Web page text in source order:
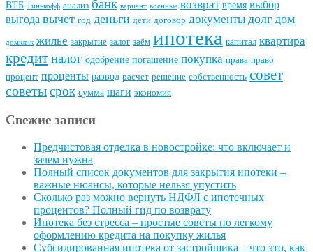
ВТБ Тинькофф анализ банк вариант военные возврат время выбор
выгода вычет год деньги дети договор документы долг дом
домклик жилье закрытие залог заём ипотека капитал квартира
кредитналог одобрение погашение покупка права право
процент проценты развод расчет решение собственность совет
советысрок сумма шаги экономия
Свежие записи
Предчистовая отделка в новостройке: что включает и
зачем нужна
Полный список документов для закрытия ипотеки –
важные нюансы, которые нельзя упустить
Сколько раз можно вернуть НДФЛ с ипотечных
процентов? Полный гид по возврату
Ипотека без стресса – простые советы по легкому
оформлению кредита на покупку жилья
Субсидированная ипотека от застройщика – что это, как